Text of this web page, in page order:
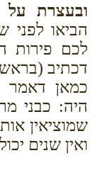
ובעצרת על
הביאו
לכם פירות
דכתיב
כמאן
היה: כבני
שמוציאין
ואין שנים